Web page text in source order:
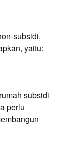
subsidi,
yaitu:
subsidi
perlu